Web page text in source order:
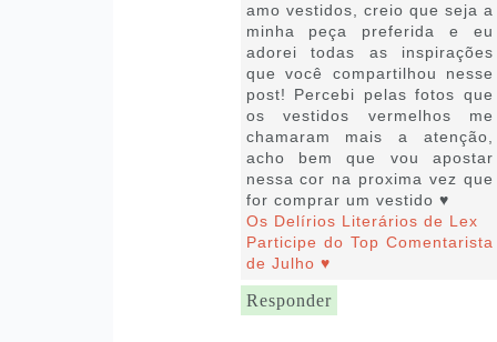
amo vestidos, creio que seja a
minha peça preferida e eu
adorei todas as inspirações
que você compartilhou nesse
post! Percebi pelas fotos que
os vestidos vermelhos me
chamaram mais a atenção,
acho bem que vou apostar
nessa cor na proxima vez que
for comprar um vestido ♥
Os Delírios Literários de Lex
Participe do Top Comentarista
de Julho ♥
Responder